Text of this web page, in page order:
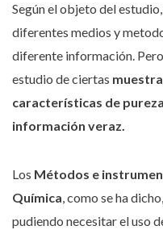
Según el objeto del
diferentes medios y
diferente información.
estudio de ciertas
características de
información veraz.
Los Métodos e
Química, como se ha
pudiendo necesitar el uso